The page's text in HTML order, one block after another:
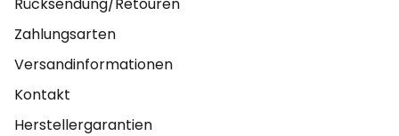
Zahlungsarten
Versandinformationen
Kontakt
Herstellergarantien